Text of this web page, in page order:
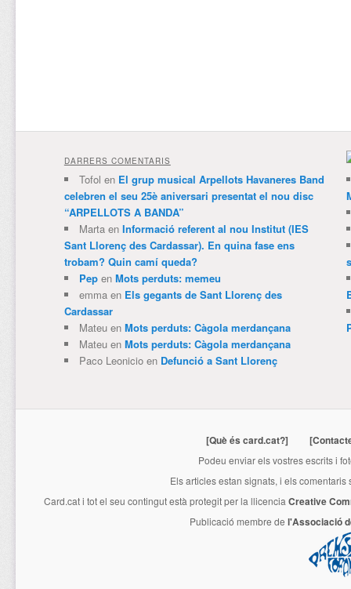
DARRERS COMENTARIS
Tofol en El grup musical Arpellots Havaneres Band
celebren el seu 25è aniversari presentat el nou disc
“ARPELLOTS A BANDA”
Martaen Informació referent al nou Institut (IES
Sant Llorenç des Cardassar). En quina fase ens
trobam? Quin camí queda?
Pepen Mots perduts: memeu
emmaen Els gegants de Sant Llorenç des
Cardassar
Mateuen Mots perduts: Càgola merdançana
Mateuen Mots perduts: Càgola merdançana
Paco Leonicioen Defunció a Sant Llorenç
[Què és card.cat?]
Podeu enviar els vostres escrits i
Els articles estan signats, i els
Card.cati tot el seu contingut està protegit per la llicencia Creative
Publicació membre de l'Associació